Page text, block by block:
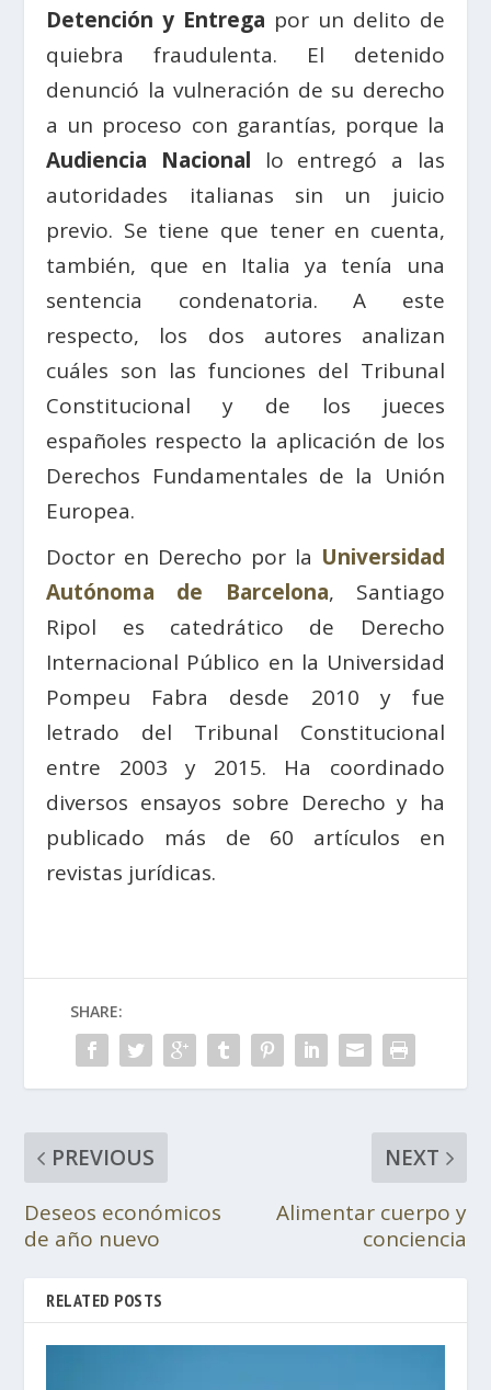
Detención y Entrega por un delito de
quiebra fraudulenta. El detenido
denunció la vulneración de su derecho
a un proceso con garantías, porque la
Audiencia Nacional lo entregó a las
autoridades italianas sin un juicio
previo. Se tiene que tener en cuenta,
también, que en Italia ya tenía una
sentencia condenatoria. A este
respecto, los dos autores analizan
cuáles son las funciones del Tribunal
Constitucional y de los jueces
españoles respecto la aplicación de los
Derechos Fundamentales de la Unión
Europea.
Doctor en Derecho por la Universidad
Autónoma de Barcelona, Santiago
Ripol es catedrático de Derecho
Internacional Público en la Universidad
Pompeu Fabra desde 2010 y fue
letrado del Tribunal Constitucional
entre 2003 y 2015. Ha coordinado
diversos ensayos sobre Derecho y ha
publicado más de 60 artículos en
revistas jurídicas.
SHARE:
PREVIOUS
Deseos económicos
de año nuevo
NEXT
Alimentar cuerpo y
conciencia
RELATED POSTS